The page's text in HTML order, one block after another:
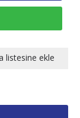
listesine ekle